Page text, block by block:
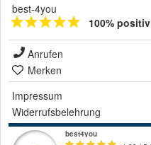
best-4you
100% positiv
Anrufen
Merken
Impressum
Widerrufsbelehrung